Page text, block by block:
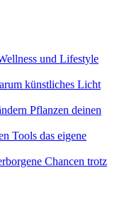
und Lifestyle
künstliches Licht
Pflanzen deinen
Tools das eigene
Chancen trotz